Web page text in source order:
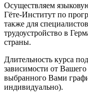
Осуществляем
Гёте-Институт по
также для
трудоустройство в
страны.
Длительность курса
зависимости от
выбранного Вами
индивидуально).